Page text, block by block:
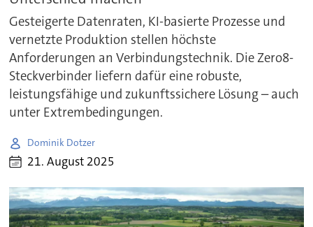
Gesteigerte Datenraten, KI-basierte Prozesse und
vernetzte Produktion stellen höchste
Anforderungen an Verbindungstechnik. Die Zero8-
Steckverbinder liefern dafür eine robuste,
leistungsfähige und zukunftssichere Lösung – auch
unter Extrembedingungen.
Dominik Dotzer
21. August 2025